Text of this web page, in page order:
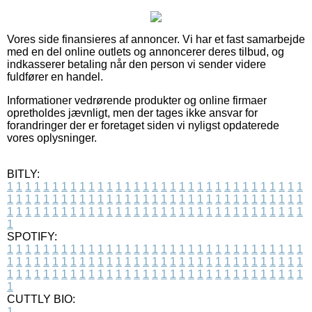
Vores side finansieres af annoncer. Vi har et fast samarbejde
med en del online outlets og annoncerer deres tilbud, og
indkasserer betaling når den person vi sender videre
fuldfører en handel.
Informationer vedrørende produkter og online firmaer
opretholdes jævnligt, men der tages ikke ansvar for
forandringer der er foretaget siden vi nyligst opdaterede
vores oplysninger.
BITLY:
1 1 1 1 1 1 1 1 1 1 1 1 1 1 1 1 1 1 1 1 1 1 1 1 1 1 1 1 1 1 1 1 1
1 1 1 1 1 1 1 1 1 1 1 1 1 1 1 1 1 1 1 1 1 1 1 1 1 1 1 1 1 1 1 1 1
1 1 1 1 1 1 1 1 1 1 1 1 1 1 1 1 1 1 1 1 1 1 1 1 1 1 1 1 1 1 1 1 1
1
SPOTIFY:
1 1 1 1 1 1 1 1 1 1 1 1 1 1 1 1 1 1 1 1 1 1 1 1 1 1 1 1 1 1 1 1 1
1 1 1 1 1 1 1 1 1 1 1 1 1 1 1 1 1 1 1 1 1 1 1 1 1 1 1 1 1 1 1 1 1
1 1 1 1 1 1 1 1 1 1 1 1 1 1 1 1 1 1 1 1 1 1 1 1 1 1 1 1 1 1 1 1 1
1
CUTTLY BIO: